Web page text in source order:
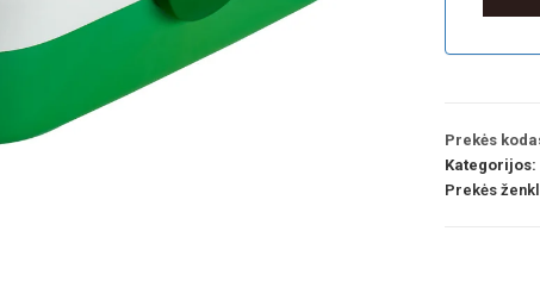
Prekės
Kategorijos:
Prekės